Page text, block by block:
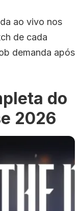
ao vivo nos
de cada
demanda após
do
2026